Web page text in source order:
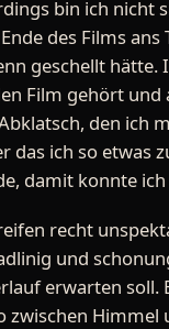
bin ich nicht
des Films ans
geschellt hätte.
Film gehört und
den ich
das ich so etwas
damit konnte
recht
und
erwarten soll.
zwischen Himmel